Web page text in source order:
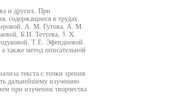
и других. При
содержащиеся в трудах
А. М. Гутова, А. М.
Б.И. Тетуева, 3. X.
Т.Е. Эфендиевой.
также метод описательной
текста с точки зрения
дальнейшему изучению
при изучении творчества